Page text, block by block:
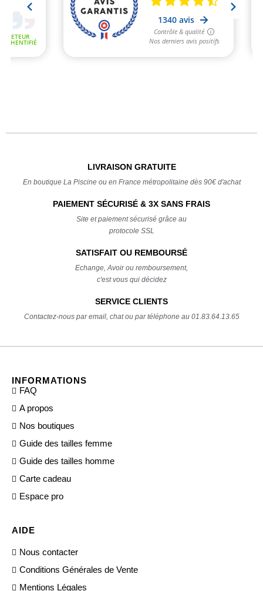
LIVRAISON GRATUITE
En boutique La Piscine ou en France métropolitaine dès 90€ d'achat
PAIEMENT SÉCURISÉ & 3X SANS FRAIS
Site et paiement sécurisé grâce au
protocole SSL
SATISFAIT OU REMBOURSÉ
Echange, Avoir ou remboursement,
c'est vous qui décidez
SERVICE CLIENTS
Contactez-nous par email, chat ou par téléphone au 01.83.64.13.65
INFORMATIONS
FAQ
A propos
Nos boutiques
Guide des tailles femme
Guide des tailles homme
Carte cadeau
Espace pro
AIDE
Nous contacter
Conditions Générales de Vente
Mentions Légales